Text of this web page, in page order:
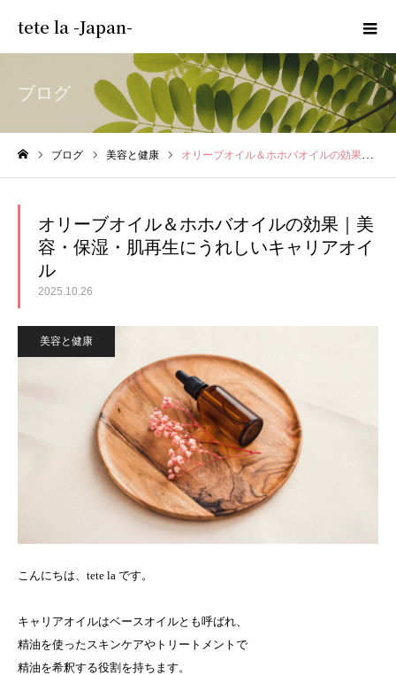
tete la -Japan-
ブログ
ブログ 美容と健康 オリーブオイル＆ホホバオイルの効果｜美容・保湿・肌再生にうれしいキャリアオイル
オリーブオイル＆ホホバオイルの効果｜美
容・保湿・肌再生にうれしいキャリアオイ
ル
2025.10.26
美容と健康
こんにちは、tete la です。
キャリアオイルはベースオイルとも呼ばれ、
精油を使ったスキンケアやトリートメントで
精油を希釈する役割を持ちます。